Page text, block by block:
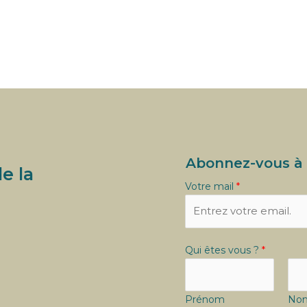
la
Abonnez-vous
Votre mail *
Qui êtes vous ? *
Prénom